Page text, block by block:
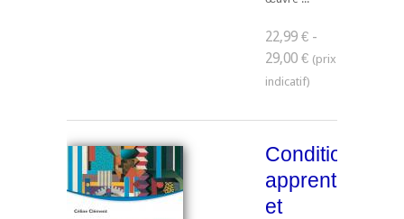
22,99 € -
29,00 €
apprentissage
et